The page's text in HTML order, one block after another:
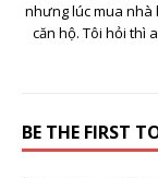
nhưng lúc mua nhà
căn hộ. Tôi hỏi thì
BE THE FIRST